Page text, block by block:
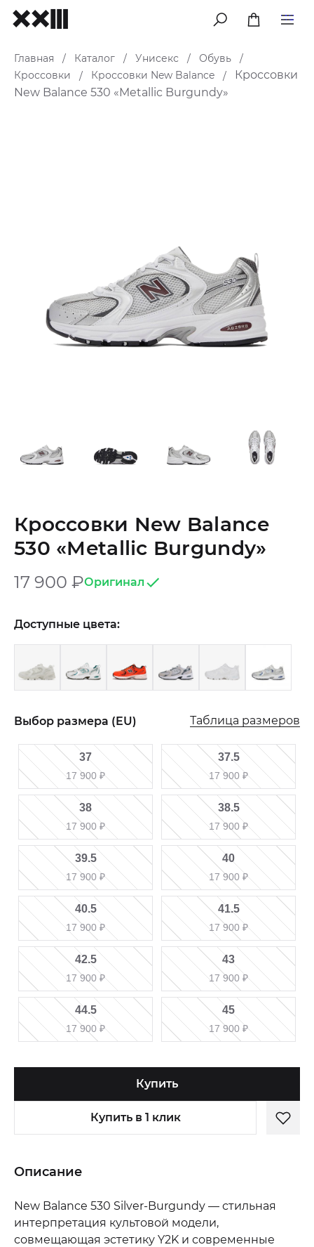
меню
Главная / Каталог / Унисекс / Обувь
/
Кроссовки
/ Кроссовки New Balance /
Кроссовки
New Balance 530 «Metallic Burgundy»
Кроссовки New Balance
530 «Metallic Burgundy»
17 900 ₽Оригинал
Доступные цвета:
Выбор размера (EU) Таблица размеров
37
17 900 ₽
37.5
17 900 ₽
38
17 900 ₽
38.5
17 900 ₽
39.5
17 900 ₽
40
17 900 ₽
40.5
17 900 ₽
41.5
17 900 ₽
42.5
17 900 ₽
43
17 900 ₽
44.5
17 900 ₽
45
17 900 ₽
Купить
Купить в 1 клик
Описание
New Balance 530 Silver-Burgundy — стильная
интерпретация культовой модели,
совмещающая эстетику Y2K и современные